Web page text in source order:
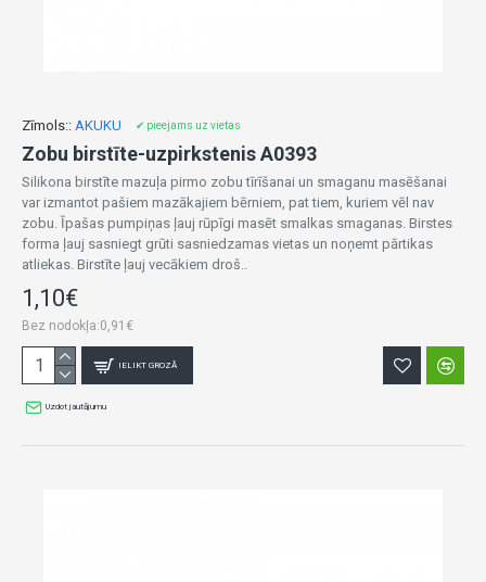
Zīmols:: AKUKU ✔ pieejams uz vietas
Zobu birstīte-uzpirkstenis A0393
Silikona birstīte mazuļa pirmo zobu tīrīšanai un smaganu masēšanai
var izmantot pašiem mazākajiem bērniem, pat tiem, kuriem vēl nav
zobu. Īpašas pumpiņas ļauj rūpīgi masēt smalkas smaganas. Birstes
forma ļauj sasniegt grūti sasniedzamas vietas un noņemt pārtikas
atliekas. Birstīte ļauj vecākiem droš..
1,10€
Bez nodokļa:0,91€
IELIKT GROZĀ
Uzdot jautājumu